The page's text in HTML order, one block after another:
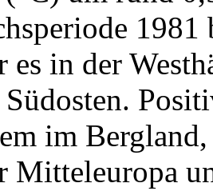
es in der
im
Mitteleuropa